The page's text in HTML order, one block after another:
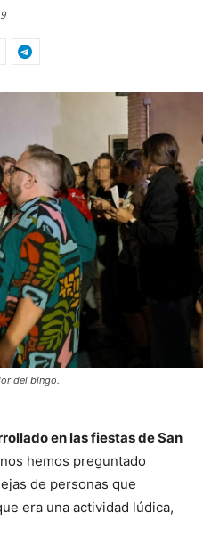
9
del bingo.
en las fiestas de San
hemos preguntado
de personas que
era una actividad lúdica,